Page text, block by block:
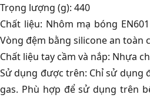
Trọng lượng (g): 440
Chất liệu: Nhôm mạ bóng
Vòng đệm bằng silicone an toàn
Chất liệu tay cầm và nắp: Nhựa
Sử dụng được trên: Chỉ sử dụng
gas. Phù hợp để sử dụng trên